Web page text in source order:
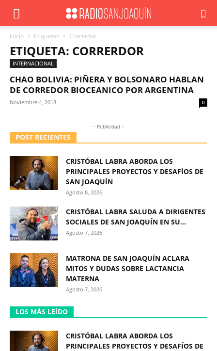
Inicio Etiquetas Correrdor
ETIQUETA: CORRERDOR
INTERNACIONAL
CHAO BOLIVIA: PIÑERA Y BOLSONARO HABLAN
DE CORREDOR BIOCEANICO POR ARGENTINA
Noviembre 4, 2018 0
- Publicidad -
POST RECIENTES
CRISTÓBAL LABRA ABORDA LOS
PRINCIPALES PROYECTOS Y DESAFÍOS DE
SAN JOAQUÍN
Agosto 8, 2026
CRISTÓBAL LABRA SALUDA A DIRIGENTES
SOCIALES DE SAN JOAQUÍN EN SU...
Agosto 7, 2026
MATRONA DE SAN JOAQUÍN ACLARA
MITOS Y DUDAS SOBRE LACTANCIA
MATERNA
Agosto 7, 2026
LOS MÁS LEÍDO
CRISTÓBAL LABRA ABORDA LOS
PRINCIPALES PROYECTOS Y DESAFÍOS DE